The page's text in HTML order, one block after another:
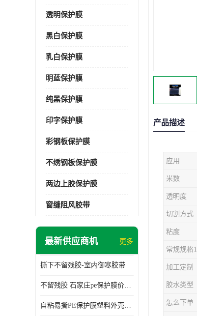
透明保护膜
黑白保护膜
乳白保护膜
明蓝保护膜
纯黑保护膜
印字保护膜
彩钢板保护膜
不绣钢板保护膜
两边上胶保护膜
窗缝阻风胶带
最新供应商机 更多
撕下不留残胶-室内御寒胶带
不留残胶 石家庄pe保护膜价格 塑料薄膜
自粘易撕PE保护膜塑料外壳导光板亚克力板膜操作方便
产品描述
应用
米数
透明度
切割方式
粘度
常规规格1
加工定制
胶水类型
怎么下单